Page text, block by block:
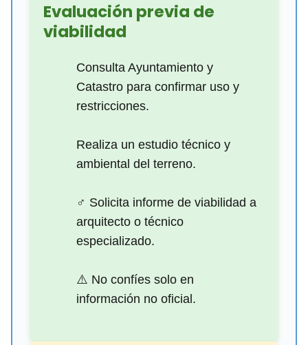
Evaluación previa de
viabilidad
Consulta Ayuntamiento y
Catastro para confirmar uso y
restricciones.
Realiza un estudio técnico y
ambiental del terreno.
‍♂️ Solicita informe de viabilidad a
arquitecto o técnico
especializado.
⚠️ No confíes solo en
información no oficial.